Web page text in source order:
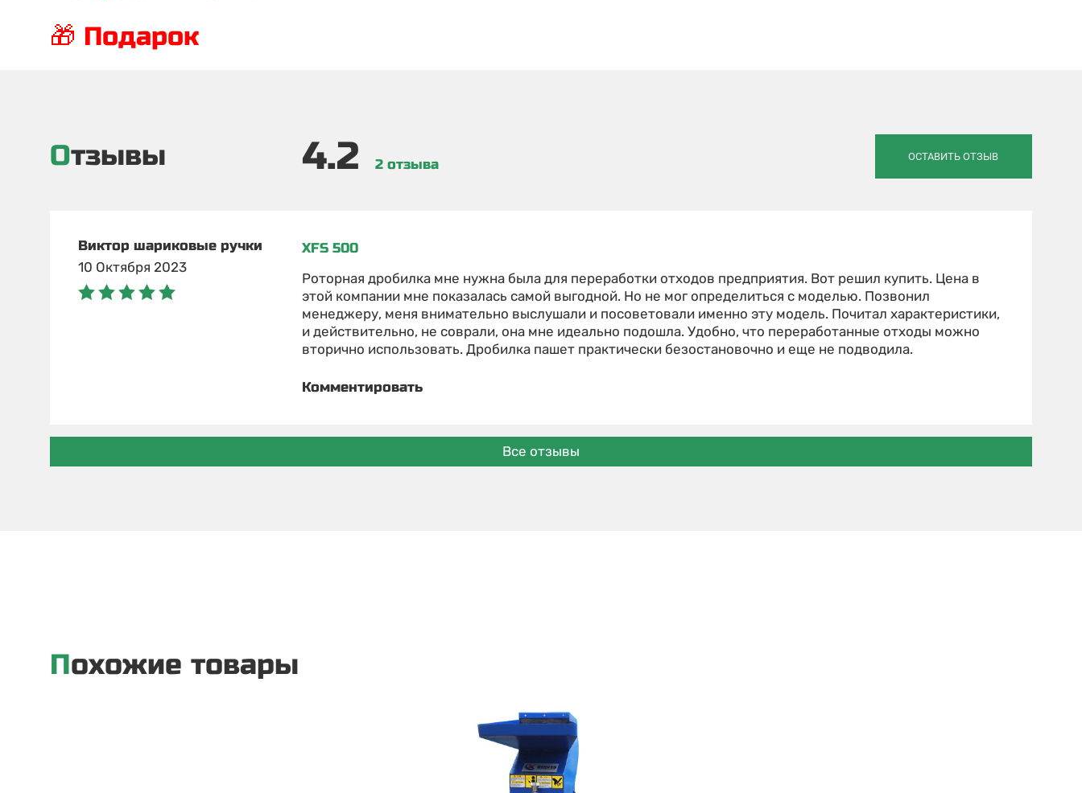
🎁 Подарок
Отзывы 4.2 2 отзыва ОСТАВИТЬ ОТЗЫВ
Виктор шариковые ручки
10 Октября 2023
XFS 500
Роторная дробилка мне нужна была для переработки отходов предприятия. Вот решил купить. Цена в
этой компании мне показалась самой выгодной. Но не мог определиться с моделью. Позвонил
менеджеру, меня внимательно выслушали и посоветовали именно эту модель. Почитал характеристики,
и действительно, не соврали, она мне идеально подошла. Удобно, что переработанные отходы можно
вторично использовать. Дробилка пашет практически безостановочно и еще не подводила.
Комментировать
Все отзывы
Похожие товары